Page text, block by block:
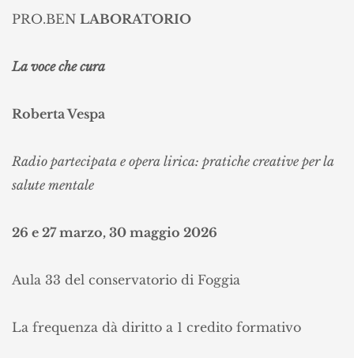
PRO.BEN LABORATORIO
La voce che cura
Roberta Vespa
Radio partecipata e opera lirica: pratiche creative per la
salute mentale
26 e 27 marzo, 30 maggio 2026
Aula 33 del conservatorio di Foggia
La frequenza dà diritto a 1 credito formativo